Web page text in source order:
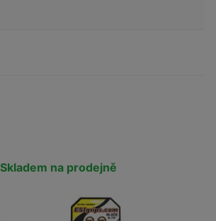
Skladem na prodejně